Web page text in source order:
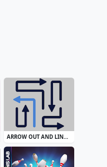
ARROW OUT AND LINKER